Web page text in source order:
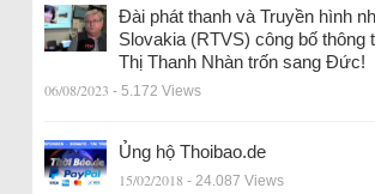
Đài phát thanh và Truyền hình
Slovakia (RTVS) công bố thông
Thị Thanh Nhàn trốn sang Đức!
06/08/2023 - 5.172 Views
Ủng hộ Thoibao.de
15/02/2018 - 24.087 Views